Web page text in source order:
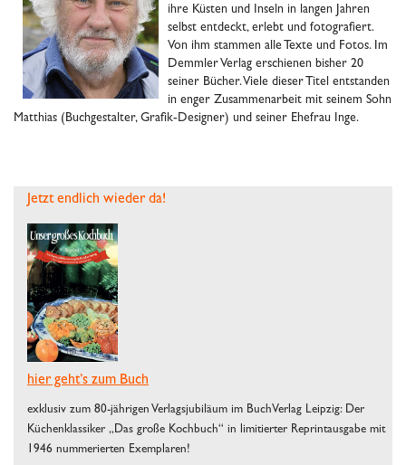
ihre Küsten und Inseln in langen Jahren
selbst entdeckt, erlebt und fotografiert.
Von ihm stammen alle Texte und Fotos. Im
Demmler Verlag erschienen bisher 20
seiner Bücher. Viele dieser Titel entstanden
in enger Zusammenarbeit mit seinem Sohn
Matthias (Buchgestalter, Grafik-Designer) und seiner Ehefrau Inge.
Jetzt endlich wieder da!
hier geht’s zum Buch
exklusiv zum 80-jährigen Verlagsjubiläum im BuchVerlag Leipzig: Der
Küchenklassiker „Das große Kochbuch“ in limitierter Reprintausgabe mit
1946 nummerierten Exemplaren!